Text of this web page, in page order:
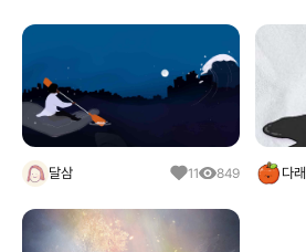
달삼 11 849 다래